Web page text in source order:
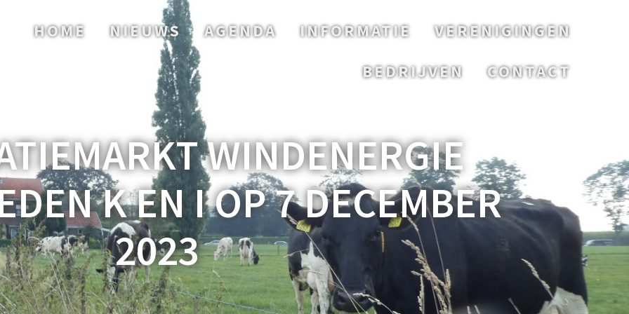
HOME NIEUWS AGENDA INFORMATIE
VERENIGINGEN
BEDRIJVEN
CONTACT
WINDENERGIE
K EN I OP 7 DECEMBER
2023